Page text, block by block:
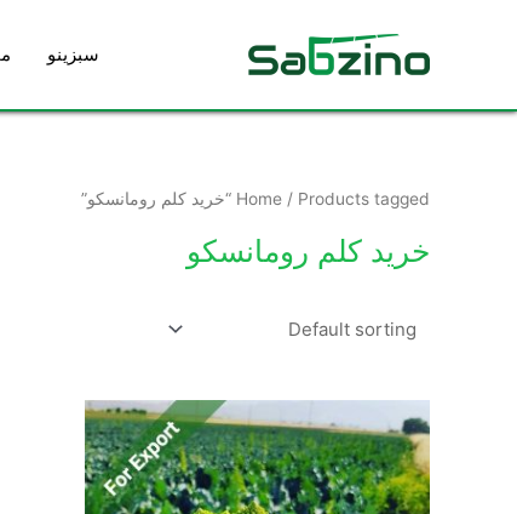
سبزینو
Home / Products tagged “خرید کلم رومانسکو”
خرید کلم رومانسکو